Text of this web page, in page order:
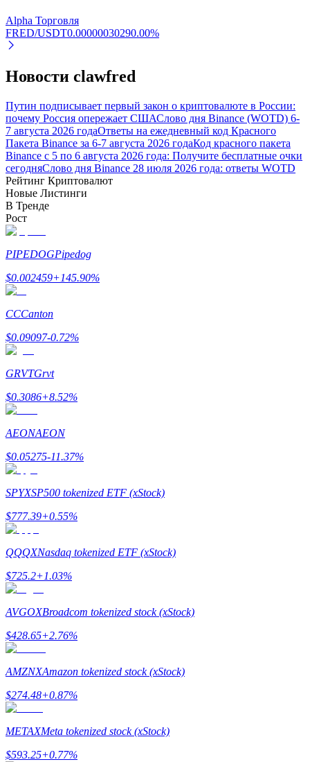
Блокировки BTR
Эксклюзивные инвестиции для владельцев BTR
Кредиты
Получите долгосрочную прибыль и гибкие проценты
Изучите стейкинг
Узнайте о пассивном доходе
Alpha Торговля
FRED/USDT0.00000030290.00%
Новости clawfred
Путин подписывает первый закон о криптовалюте в России:
почему Россия опережает СШАСлово дня Binance (WOTD) 6-
7 августа 2026 годаОтветы на ежедневный код Красного
Пакета Binance за 6-7 августа 2026 годаКод красного пакета
Binance с 5 по 6 августа 2026 года: Получите бесплатные очки
сегодняСлово дня Binance 28 июля 2026 года: ответы WOTD
Рейтинг Криптовалют
Новые Листинги
В Тренде
Рост
PIPEDOGPipedog
$0.002459+145.90%
CCCanton
$0.09097-0.72%
GRVTGrvt
$0.3086+8.52%
AEONAEON
$0.05275-11.37%
SPYXSP500 tokenized ETF (xStock)
$777.39+0.55%
QQQXNasdaq tokenized ETF (xStock)
$725.2+1.03%
AVGOXBroadcom tokenized stock (xStock)
$428.65+2.76%
AMZNXAmazon tokenized stock (xStock)
$274.48+0.87%
METAXMeta tokenized stock (xStock)
$593.25+0.77%